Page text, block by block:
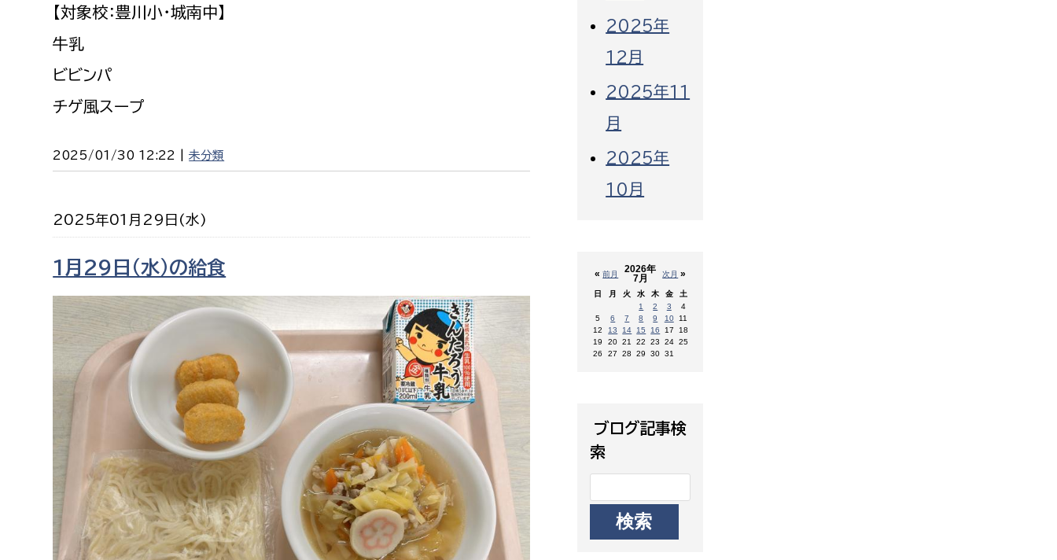
【対象校：豊川小・城南中】
牛乳
ビビンパ
チゲ風スープ
2025/01/30 12:22 |未分類
2025年01月29日(水)
1月29日（水）の給食
2025年
12月
2025年11
月
2025年
10月
«前月 次月 »
2026年
7月
日 月 火 水 木 金
土
1
2 3
4
5
6 7 8 9 10 11
12
13 14 15 16 17
18
19
20 21 22 23 24 25
26
27 28 29 30 31
ブログ記事検
索